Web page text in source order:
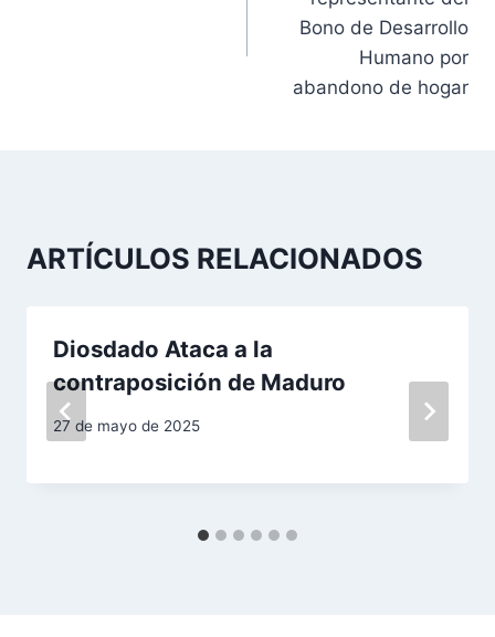
i
e
Bono de Desarrollo
Humano por
abandono de hogar
ARTÍCULOS RELACIONADOS
Diosdado Ataca a la
contraposición de Maduro
27 de mayo de 2025